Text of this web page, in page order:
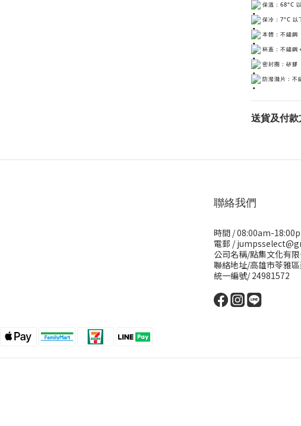
保溫：68°C
保冷：7°C 以
本體：不鏽鋼
杯蓋：不鏽鋼
密封圈：矽膠
防潑濺片：不
送貨及付款
聯絡我們
時間 / 08:00am-
電郵 /
公司名稱/點集文化有
聯絡地址/高雄市苓雅
統一編號/ 24981572